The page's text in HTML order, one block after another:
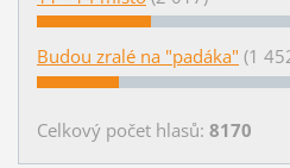
Budou zralé na "padáka" (1
Celkový počet hlasů: 8170